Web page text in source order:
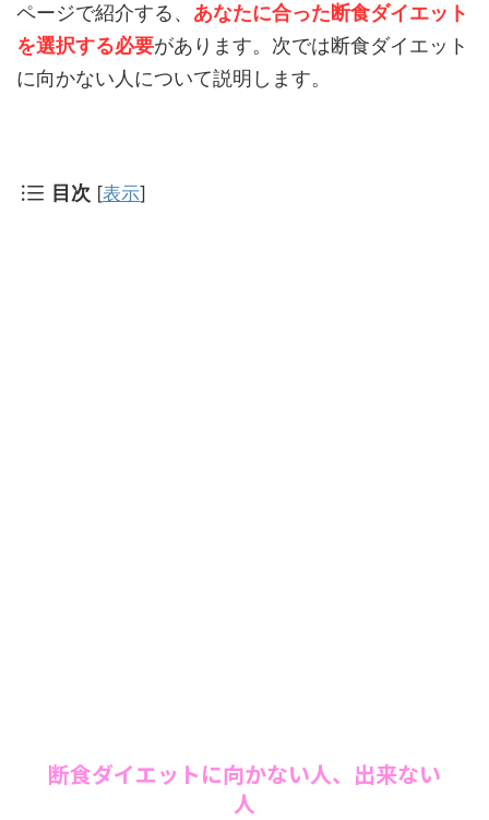
ページで紹介する、 あなたに合った断食ダイエット
を選択する必要があります。次では断食ダイエット
に向かない人について説明します。
目次 [表示]
断食ダイエットに向かない人、出来ない
人